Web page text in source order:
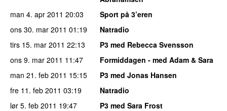
man 4. apr 2011 20:03
Sport på 3’eren
ons 30. mar 2011 01:19
Natradio
tirs 15. mar 2011 22:13
P3 med Rebecca Svensson
ons 9. mar 2011 11:47
Formiddagen - med Adam & Sara
man 21. feb 2011 15:15
P3 med Jonas Hansen
fre 11. feb 2011 03:19
Natradio
lør 5. feb 2011 19:47
P3 med Sara Frost